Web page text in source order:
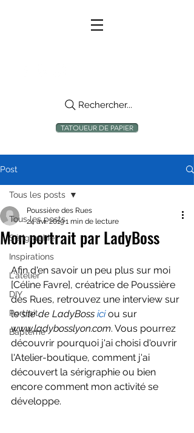
Rechercher...
TATOUEUR DE PAPIER
Post
Tous les posts
Sérigraphie
Inspirations
L'atelier
DIY
Portrait
Baptême
Tous les posts
Mon portrait par LadyBoss
Poussière des Rues
24 avr. 20191 min de lecture
Afin d'en savoir un peu plus sur moi
[Céline Favre], créatrice de Poussière
des Rues, retrouvez une interview sur
le site de LadyBoss ici ou sur
www.ladybosslyon.com. Vous pourrez
découvrir pourquoi j'ai choisi d'ouvrir
l'Atelier-boutique, comment j'ai
découvert la sérigraphie ou bien
encore comment mon activité se
développe.